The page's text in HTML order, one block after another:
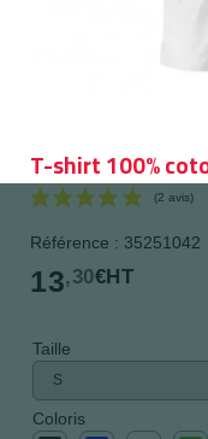
T-shirt 100%
Référence : 35251042
13,30€HT
Taille
Coloris